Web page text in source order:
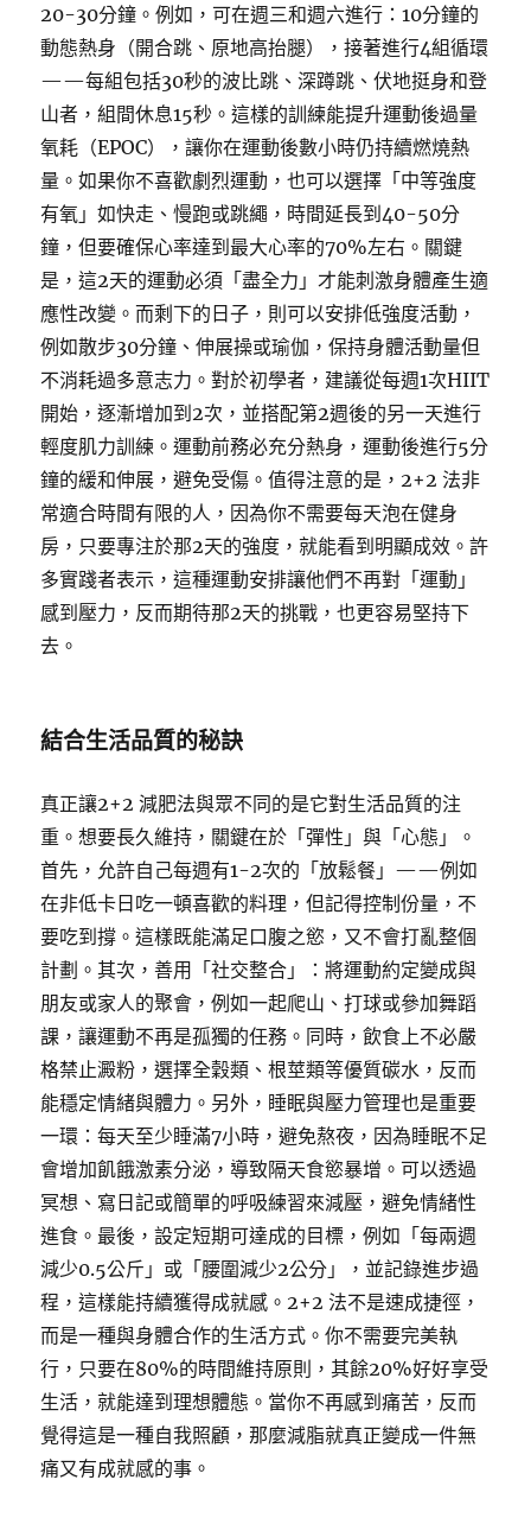
20-30分鐘。例如，可在週三和週六進行：10分鐘的
動態熱身（開合跳、原地高抬腿），接著進行4組循環
——每組包括30秒的波比跳、深蹲跳、伏地挺身和登
山者，組間休息15秒。這樣的訓練能提升運動後過量
氧耗（EPOC），讓你在運動後數小時仍持續燃燒熱
量。如果你不喜歡劇烈運動，也可以選擇「中等強度
有氧」如快走、慢跑或跳繩，時間延長到40-50分
鐘，但要確保心率達到最大心率的70%左右。關鍵
是，這2天的運動必須「盡全力」才能刺激身體產生適
應性改變。而剩下的日子，則可以安排低強度活動，
例如散步30分鐘、伸展操或瑜伽，保持身體活動量但
不消耗過多意志力。對於初學者，建議從每週1次HIIT
開始，逐漸增加到2次，並搭配第2週後的另一天進行
輕度肌力訓練。運動前務必充分熱身，運動後進行5分
鐘的緩和伸展，避免受傷。值得注意的是，2+2 法非
常適合時間有限的人，因為你不需要每天泡在健身
房，只要專注於那2天的強度，就能看到明顯成效。許
多實踐者表示，這種運動安排讓他們不再對「運動」
感到壓力，反而期待那2天的挑戰，也更容易堅持下
去。
結合生活品質的秘訣
真正讓2+2 減肥法與眾不同的是它對生活品質的注
重。想要長久維持，關鍵在於「彈性」與「心態」。
首先，允許自己每週有1-2次的「放鬆餐」——例如
在非低卡日吃一頓喜歡的料理，但記得控制份量，不
要吃到撐。這樣既能滿足口腹之慾，又不會打亂整個
計劃。其次，善用「社交整合」：將運動約定變成與
朋友或家人的聚會，例如一起爬山、打球或參加舞蹈
課，讓運動不再是孤獨的任務。同時，飲食上不必嚴
格禁止澱粉，選擇全穀類、根莖類等優質碳水，反而
能穩定情緒與體力。另外，睡眠與壓力管理也是重要
一環：每天至少睡滿7小時，避免熬夜，因為睡眠不足
會增加飢餓激素分泌，導致隔天食慾暴增。可以透過
冥想、寫日記或簡單的呼吸練習來減壓，避免情緒性
進食。最後，設定短期可達成的目標，例如「每兩週
減少0.5公斤」或「腰圍減少2公分」，並記錄進步過
程，這樣能持續獲得成就感。2+2 法不是速成捷徑，
而是一種與身體合作的生活方式。你不需要完美執
行，只要在80%的時間維持原則，其餘20%好好享受
生活，就能達到理想體態。當你不再感到痛苦，反而
覺得這是一種自我照顧，那麼減脂就真正變成一件無
痛又有成就感的事。